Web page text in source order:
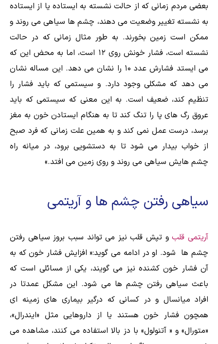
بعضی مردم زمانی که از حالت نشسته به ایستاده یا از ایستاده
به نشسته تغییر وضعیت می دهند، چشم ها سیاهی می روند و
ممکن است زمین بخورند. به طور مثال زمانی که در حالت
نشسته است، فشار خونش روی ۱۲ است، اما به محض این که
می ایستد فشارش عدد ۱۰ را نشان می دهد. این مساله نشان
می دهد که مشکلی وجود دارد. و سیستمی که باید فشار را
تنظیم کند، ضعیف است. به این معنی که سیستمی که باید
عروق رگ های پا را تنگ کند تا به هنگام ایستادن خون به مغز
برسد، درست عمل نمی کند و به همین علت زمانی که فرد صبح
از خواب بیدار می شود تا به دستشویی برود، در میانه راه
چشم هایش سیاهی می روند و روی زمین می افتد.»
سیاهی رفتن چشم ها و آریتمی
آریتمی قلبو تپش قلب نیز می تواند سبب بروز سیاهی رفتن
چشم ها شود. او در ادامه می گوید:« افزایش فشار خون که به
آن فشار خون کشنده نیز می گویند، یکی از مسائلی است که
باعث سیاهی رفتن چشم ها می شود. این مشکل عمدتا در
افراد میانسال و در کسانی که درگیر بیماری های زمینه ای
همچون فشار خون هستند یا از داروهایی مثل «ایندرال»،
«متورال» و « آتنولول» با دز بالا استفاده می کنند، مشاهده می